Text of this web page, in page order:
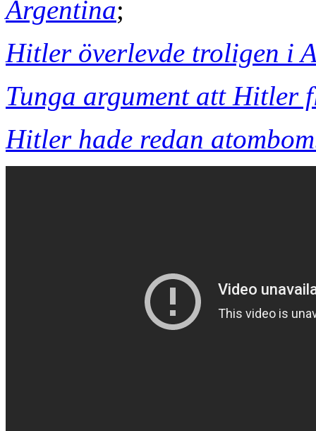
Argentina;
Hitler överlevde troligen i
Tunga argument att Hitler
Hitler hade redan